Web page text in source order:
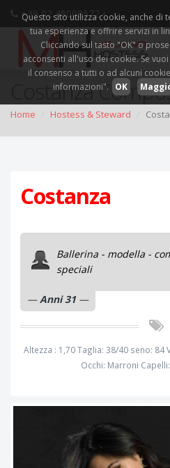
+39 02 48008572 •
Costanza
Home Hostess & Steward
Costanza
Ballerina - modella -
speciali
Anni 31
Altezza : 1,70 Taglia: 38/40 seno: 84
Occhi: Marroni
Questo sito utilizza cookie, anche di
tua esperienza e offrire servizi in
Cliccando sul tasto "OK" o
acconsenti all'uso dei cookie. Se
il consenso a tutti o ad alcuni
informazioni".
OK